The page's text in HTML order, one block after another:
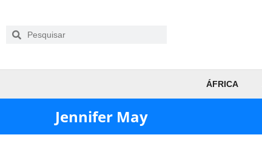
ÁFRICA
Jennifer May